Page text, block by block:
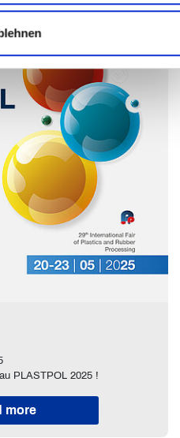
PLASTPOL 2025 !
more